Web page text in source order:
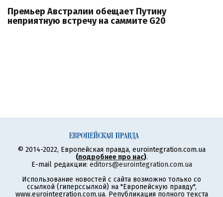
Премьер Австралии обещает Путину
неприятную встречу на саммите G20
© 2014-2022, Европейская правда, eurointegration.com.ua
(подробнее про нас).
E-mail редакции: editors@eurointegration.com.ua
Использование новостей с сайта возможно только со
ссылкой (гиперссылкой) на "Европейскую правду",
www.eurointegration.com.ua. Републикация полного текста